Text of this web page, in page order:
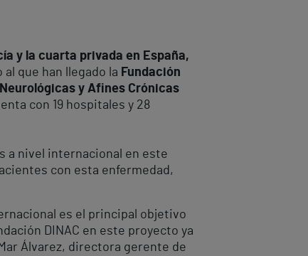
y la cuarta privada en España,
que han llegado la Fundación
y Afines Crónicas
con 19 hospitales y 28
a nivel internacional en este
con esta enfermedad,
es el principal objetivo
DINAC en este proyecto ya
Álvarez, directora gerente de